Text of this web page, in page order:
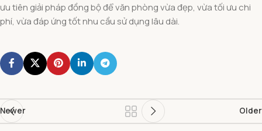
ưu tiên giải pháp đồng bộ để văn phòng vừa đẹp, vừa tối ưu chi
phí, vừa đáp ứng tốt nhu cầu sử dụng lâu dài.
Newer Older